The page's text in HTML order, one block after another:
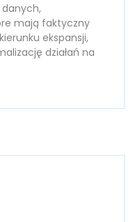
danych,
mają faktyczny
ekspansji,
działań na